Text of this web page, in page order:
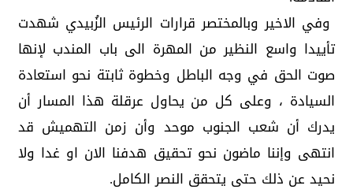
وفي الاخير وبالمختصر قرارات الرئيس الزُبيدي شهدت
تأييدا واسع النظير من المهرة الى باب المندب لإنها
صوت الحق في وجه الباطل وخطوة ثابتة نحو استعادة
السيادة ، وعلى كل من يحاول عرقلة هذا المسار أن
يدرك أن شعب الجنوب موحد وأن زمن التهميش قد
انتهى وإننا ماضون نحو تحقيق هدفنا الان او غدا ولا
نحيد عن ذلك حتى يتحقق النصر الكامل.